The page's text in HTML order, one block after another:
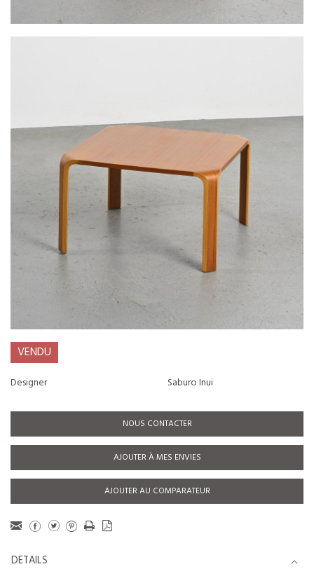
VENDU
Designer Saburo Inui
NOUS CONTACTER
AJOUTER À MES ENVIES
AJOUTER AU COMPARATEUR
DETAILS